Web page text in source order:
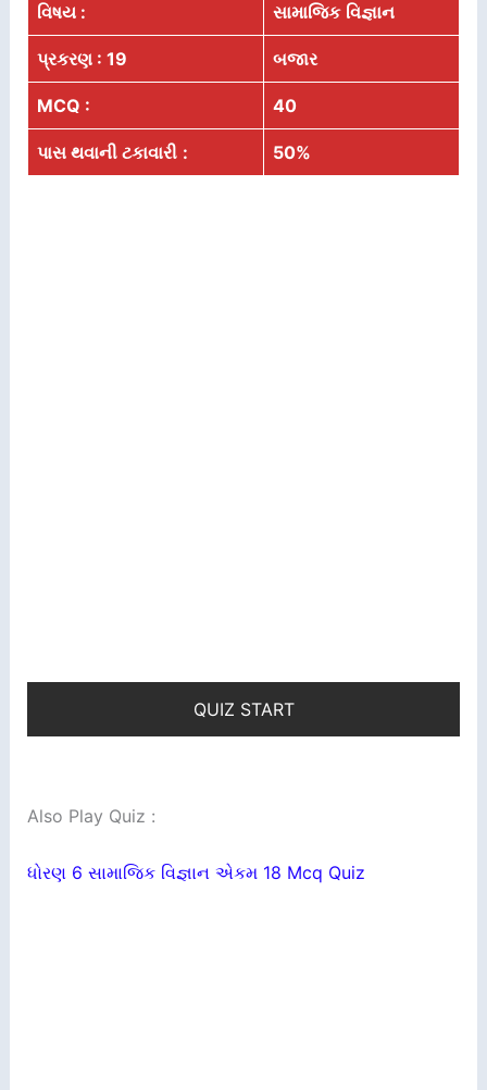
વિષય : સામાજિક વિજ્ઞાન
પ્રકરણ : 19 બજાર
MCQ : 40
પાસ થવાની ટકાવારી : 50%
QUIZ START
Also Play Quiz :
ધોરણ 6 સામાજિક વિજ્ઞાન એકમ 18 Mcq Quiz